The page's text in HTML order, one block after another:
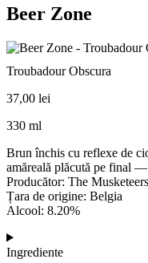
Beer Zone
Troubadour Obscura
37,00 lei
330 ml
Brun închis cu reflexe de
amăreală plăcută pe final —
Producător: The Musketeers
Țara de origine: Belgia
Alcool: 8.20%
Ingrediente